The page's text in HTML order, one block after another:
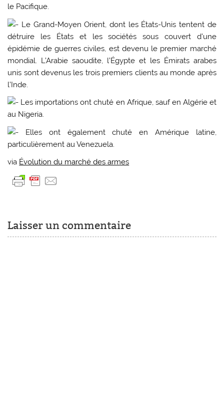
le Pacifique.
Le Grand-Moyen Orient, dont les États-Unis tentent de
détruire les États et les sociétés sous couvert d’une
épidémie de guerres civiles, est devenu le premier marché
mondial. L’Arabie saoudite, l’Égypte et les Émirats arabes
unis sont devenus les trois premiers clients au monde après
l’Inde.
Les importations ont chuté en Afrique, sauf en Algérie et
au Nigeria.
Elles ont également chuté en Amérique latine,
particulièrement au Venezuela.
via Évolution du marché des armes
Laisser un commentaire